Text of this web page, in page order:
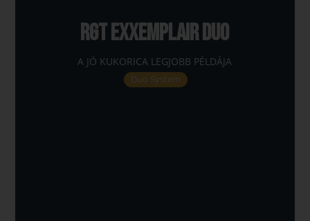
RGT EXXEMPLAIR DUO
A JÓ KUKORICA LEGJOBB PÉLDÁJA
Duo System